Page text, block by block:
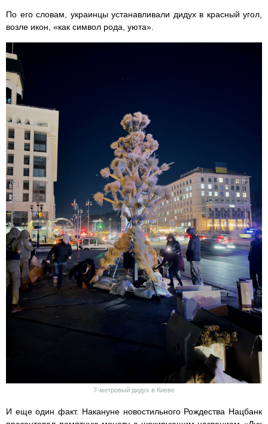
По его словам, украинцы устанавливали дидух в красный угол,
возле икон, «как символ рода, уюта».
7-метровый дидух в Киеве
И еще один факт. Накануне новостильного Рождества Нацбанк